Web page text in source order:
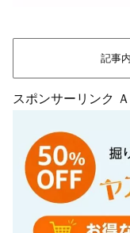
記事
スポンサーリンク